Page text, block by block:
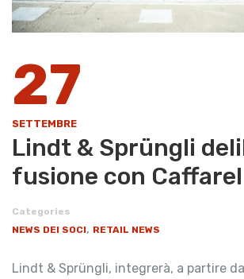
27
SETTEMBRE
Lindt & Sprüngli
fusione con Caffarel
Categories
NEWS DEI SOCI, RETAIL NEWS
Lindt & Sprüngli, integrerà, a partire